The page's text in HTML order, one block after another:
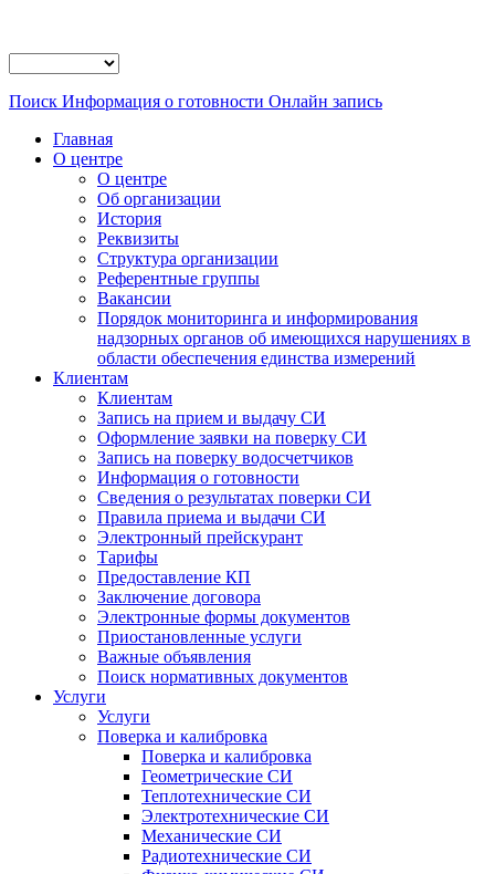
Поиск Информация о готовности Онлайн запись
Главная
О центре
О центре
Об организации
История
Реквизиты
Структура организации
Референтные группы
Вакансии
Порядок мониторинга и информирования
надзорных органов об имеющихся нарушениях в
области обеспечения единства измерений
Клиентам
Клиентам
Запись на прием и выдачу СИ
Оформление заявки на поверку СИ
Запись на поверку водосчетчиков
Информация о готовности
Сведения о результатах поверки СИ
Правила приема и выдачи СИ
Электронный прейскурант
Тарифы
Предоставление КП
Заключение договора
Электронные формы документов
Приостановленные услуги
Важные объявления
Поиск нормативных документов
Услуги
Услуги
Поверка и калибровка
Поверка и калибровка
Геометрические СИ
Теплотехнические СИ
Электротехнические СИ
Механические СИ
Радиотехнические СИ